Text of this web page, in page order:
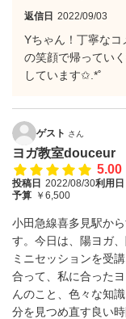
返信日 2022/09/03
Yちゃん！丁寧なコ
の笑顔で帰ってい
しています✩.*˚
ゲスト さん
ヨガ教室douceur
5.00
投稿日 2022/08/30利用日
予算 ￥6,500
小田急線喜多見駅か
す。今日は、陽ヨガ
ミニセッションを受
合って、私に合った
んのこと、色々な知
分を見つめ直す良い